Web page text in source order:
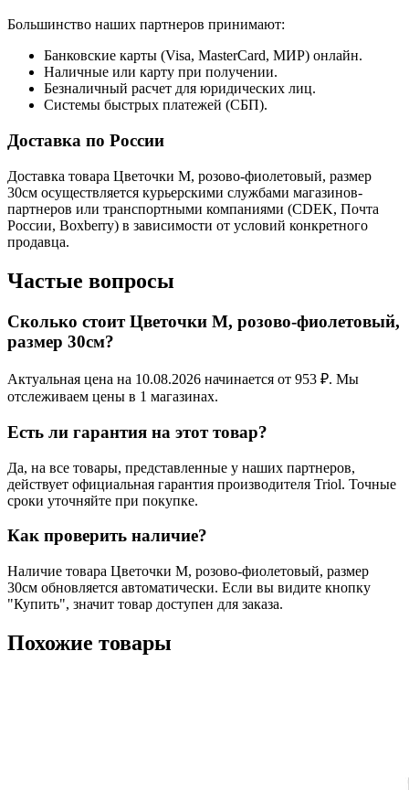
Большинство наших партнеров принимают:
Банковские карты (Visa, MasterCard, МИР) онлайн.
Наличные или карту при получении.
Безналичный расчет для юридических лиц.
Системы быстрых платежей (СБП).
Доставка по России
Доставка товара Цветочки M, розово-фиолетовый, размер
30см осуществляется курьерскими службами магазинов-
партнеров или транспортными компаниями (CDEK, Почта
России, Boxberry) в зависимости от условий конкретного
продавца.
Частые вопросы
Сколько стоит Цветочки M, розово-фиолетовый,
размер 30см?
Актуальная цена на 10.08.2026 начинается от 953 ₽. Мы
отслеживаем цены в 1 магазинах.
Есть ли гарантия на этот товар?
Да, на все товары, представленные у наших партнеров,
действует официальная гарантия производителя Triol. Точные
сроки уточняйте при покупке.
Как проверить наличие?
Наличие товара Цветочки M, розово-фиолетовый, размер
30см обновляется автоматически. Если вы видите кнопку
"Купить", значит товар доступен для заказа.
Похожие товары